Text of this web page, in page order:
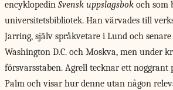
encyklopedin Svensk uppslagsbok och som
universitetsbibliotek. Han värvades till
Jarring, själv språkvetare i Lund och
Washington D.C. och Moskva, men under
försvarsstaben. Agrell tecknar ett noggrant
Palm och visar hur denne utan någon